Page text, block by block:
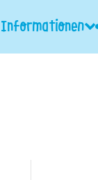
Informationen